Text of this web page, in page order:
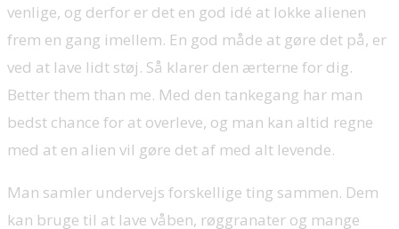
venlige, og derfor er det en god idé at lokke alienen
frem en gang imellem. En god måde at gøre det på, er
ved at lave lidt støj. Så klarer den ærterne for dig.
Better them than me. Med den tankegang har man
bedst chance for at overleve, og man kan altid regne
med at en alien vil gøre det af med alt levende.
Man samler undervejs forskellige ting sammen. Dem
kan bruge til at lave våben, røggranater og mange